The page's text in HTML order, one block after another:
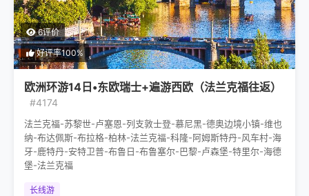
6评价
好评率100%
欧洲环游14日•东欧瑞士+遍游西欧（法兰克福往返）
#4174
法兰克福-苏黎世-卢塞恩-列支敦士登-慕尼黑-德奥边境小镇-维也
纳-布达佩斯-布拉格-柏林-法兰克福-科隆-阿姆斯特丹-风车村-海
牙-鹿特丹-安特卫普-布鲁日-布鲁塞尔-巴黎-卢森堡-特里尔-海德
堡-法兰克福
长线游